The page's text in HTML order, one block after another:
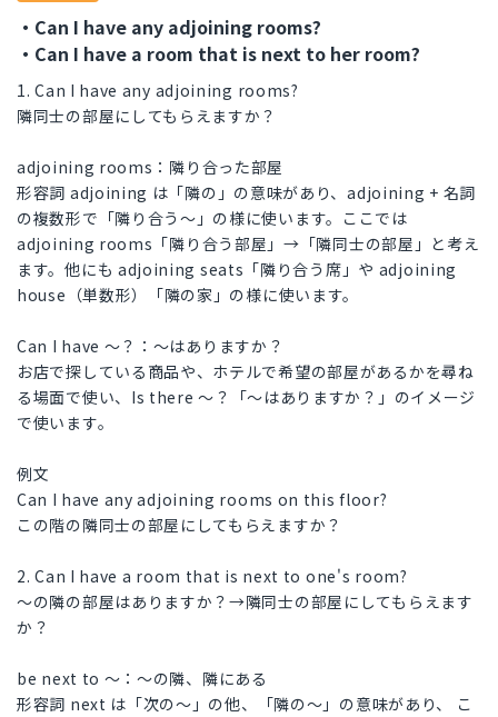
・Can I have any adjoining rooms?
・Can I have a room that is next to her room?
1. Can I have any adjoining rooms?
隣同士の部屋にしてもらえますか？
adjoining rooms：隣り合った部屋
形容詞 adjoining は「隣の」の意味があり、adjoining + 名詞
の複数形で「隣り合う～」の様に使います。ここでは
adjoining rooms「隣り合う部屋」→「隣同士の部屋」と考え
ます。他にも adjoining seats「隣り合う席」や adjoining
house（単数形）「隣の家」の様に使います。
Can I have ～？：～はありますか？
お店で探している商品や、ホテルで希望の部屋があるかを尋ね
る場面で使い、Is there ～？「～はありますか？」のイメージ
で使います。
例文
Can I have any adjoining rooms on this floor?
この階の隣同士の部屋にしてもらえますか？
2. Can I have a room that is next to one's room?
～の隣の部屋はありますか？→隣同士の部屋にしてもらえます
か？
be next to ～：～の隣、隣にある
形容詞 next は「次の～」の他、「隣の～」の意味があり、 こ